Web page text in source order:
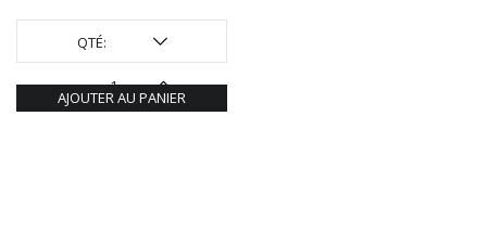
XURON
QTÉ:
AJOUTER AU PANIER